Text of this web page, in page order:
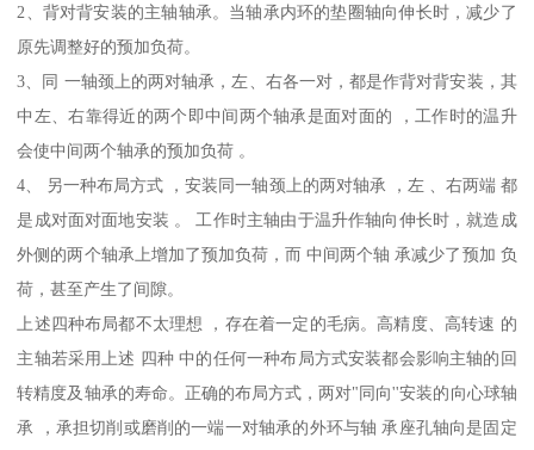
2、背对背安装的主轴轴承。当轴承内环的垫圈轴向伸长时，减少了
原先调整好的预加负荷。
3、同 一轴颈上的两对轴承，左、右各一对，都是作背对背安装，其
中左、右靠得近的两个即中间两个轴承是面对面的 ，工作时的温升
会使中间两个轴承的预加负荷 。
4、 另一种布局方式 ，安装同一轴颈上的两对轴承 ，左 、右两端 都
是成对面对面地安装 。 工作时主轴由于温升作轴向伸长时，就造成
外侧的两个轴承上增加了预加负荷，而 中间两个轴 承减少了预加 负
荷，甚至产生了间隙。
上述四种布局都不太理想 ，存在着一定的毛病。高精度、高转速 的
主轴若采用上述 四种 中的任何一种布局方式安装都会影响主轴的回
转精度及轴承的寿命。正确的布局方式，两对"同向''安装的向心球轴
承 ，承担切削或磨削的一端一对轴承的外环与轴 承座孔轴向是固定